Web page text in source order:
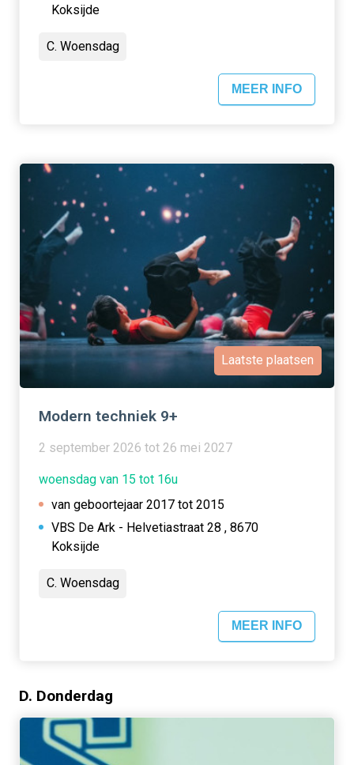
Koksijde
C. Woensdag
MEER INFO
Laatste plaatsen
Modern techniek 9+
2 september 2026 tot 26 mei 2027
woensdag van 15 tot 16u
van geboortejaar 2017 tot 2015
VBS De Ark - Helvetiastraat 28 , 8670
Koksijde
C. Woensdag
MEER INFO
D. Donderdag